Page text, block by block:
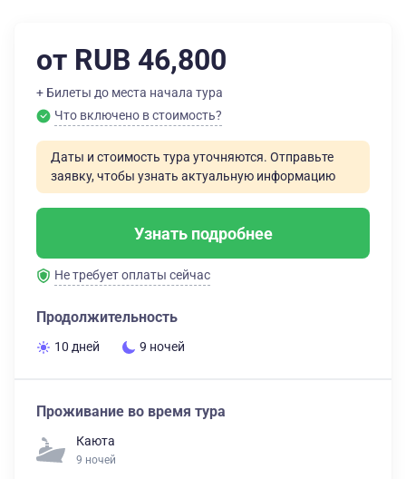
от RUB 46,800
+ Билеты до места начала тура
Что включено в стоимость?
Даты и стоимость тура уточняются. Отправьте
заявку, чтобы узнать актуальную информацию
Узнать подробнее
Не требует оплаты сейчас
Продолжительность
10 дней 9 ночей
Проживание во время тура
Каюта
9 ночей